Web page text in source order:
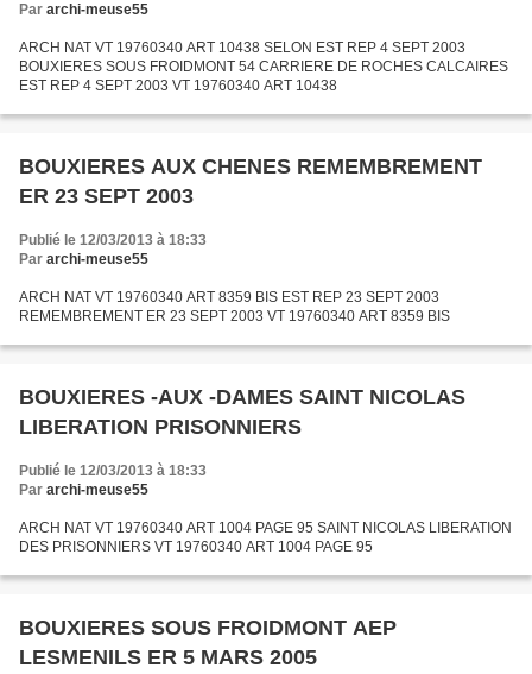
Par archi-meuse55
ARCH NAT VT 19760340 ART 10438 SELON EST REP 4 SEPT 2003
BOUXIERES SOUS FROIDMONT 54 CARRIERE DE ROCHES CALCAIRES
EST REP 4 SEPT 2003 VT 19760340 ART 10438
BOUXIERES AUX CHENES REMEMBREMENT
ER 23 SEPT 2003
Publié le 12/03/2013 à 18:33
Par archi-meuse55
ARCH NAT VT 19760340 ART 8359 BIS EST REP 23 SEPT 2003
REMEMBREMENT ER 23 SEPT 2003 VT 19760340 ART 8359 BIS
BOUXIERES -AUX -DAMES SAINT NICOLAS
LIBERATION PRISONNIERS
Publié le 12/03/2013 à 18:33
Par archi-meuse55
ARCH NAT VT 19760340 ART 1004 PAGE 95 SAINT NICOLAS LIBERATION
DES PRISONNIERS VT 19760340 ART 1004 PAGE 95
BOUXIERES SOUS FROIDMONT AEP
LESMENILS ER 5 MARS 2005